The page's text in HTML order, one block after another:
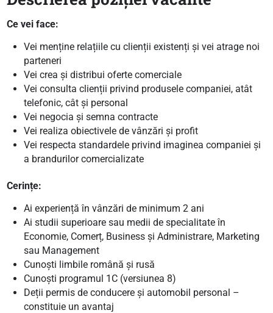
Ce vei face:
Vei menține relațiile cu clienții existenți și vei atrage noi
parteneri
Vei crea și distribui oferte comerciale
Vei consulta clienții privind produsele companiei, atât
telefonic, cât și personal
Vei negocia și semna contracte
Vei realiza obiectivele de vânzări și profit
Vei respecta standardele privind imaginea companiei și
a brandurilor comercializate
Cerințe:
Ai experiență în vânzări de minimum 2 ani
Ai studii superioare sau medii de specialitate în
Economie, Comerț, Business și Administrare, Marketing
sau Management
Cunoști limbile română și rusă
Cunoști programul 1C (versiunea 8)
Deții permis de conducere și automobil personal –
constituie un avantaj